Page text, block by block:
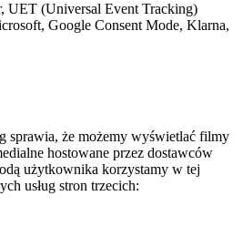
UET (Universal Event Tracking)
Google Consent Mode, Klarna,
sprawia, że możemy wyświetlać filmy
hostowane przez dostawców
użytkownika korzystamy w tej
usług stron trzecich: